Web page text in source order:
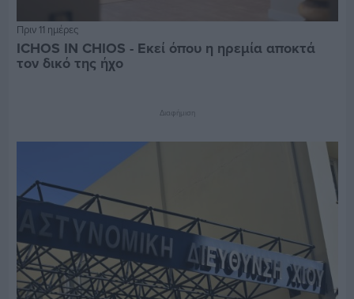
Πριν 11 ημέρες
ICHOS IN CHIOS - Εκεί όπου η ηρεμία αποκτά
τον δικό της ήχο
Διαφήμιση